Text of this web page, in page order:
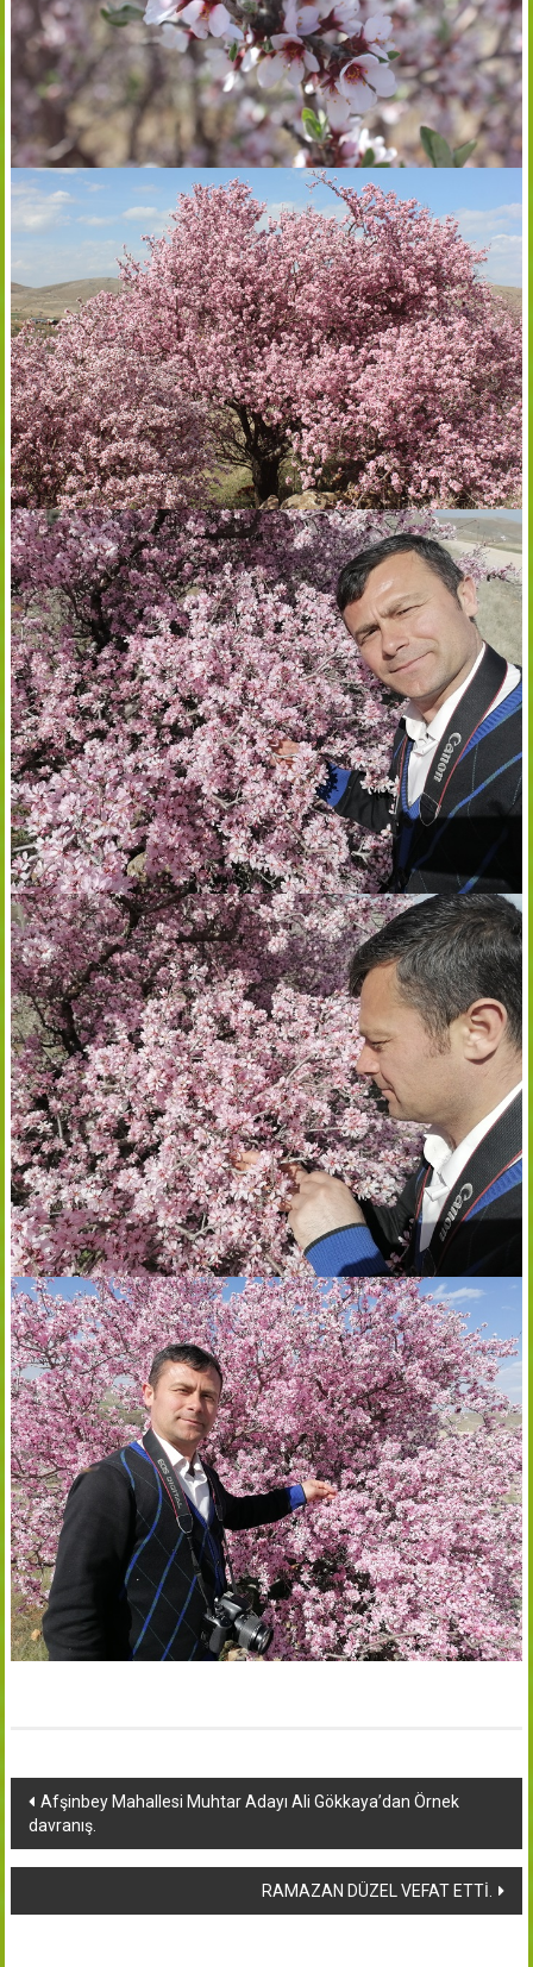
Yazı
dolaşımı
Afşinbey Mahallesi Muhtar Adayı Ali Gökkaya’dan Örnek
davranış.
RAMAZAN DÜZEL VEFAT ETTİ.